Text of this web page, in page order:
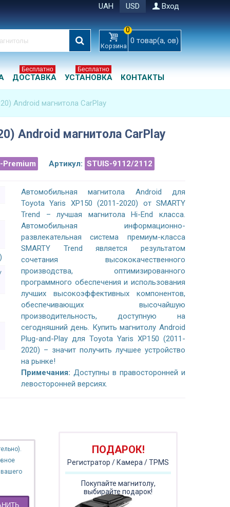
UAH USD Вход
Корзина
0
0 товар(а, ов)
ДОСТАВКА
Бесплатно
УСТАНОВКА
Бесплатно
КОНТАКТЫ
Android магнитола CarPlay
Android магнитола CarPlay
Premium Артикул: STUIS-9112/2112
Автомобильная магнитола Android для
Toyota Yaris XP150 (2011-2020) от SMARTY
Trend – лучшая магнитола Hi-End класса.
Автомобильная информационно-
развлекательная система премиум-класса
SMARTY Trend является результатом
сочетания высококачественного
производства, оптимизированного
программного обеспечения и использования
лучших высокоэффективных компонентов,
обеспечивающих высочайшую
производительность, доступную на
сегодняшний день. Купить магнитолу Android
Plug-and-Play для Toyota Yaris XP150 (2011-
2020) – значит получить лучшее устройство
на рынке!
Примечания: Доступны в правосторонней и
левосторонней версиях.
ПОДАРОК!
Регистратор / Камера / TPMS
Покупайте магнитолу,
выбирайте подарок!